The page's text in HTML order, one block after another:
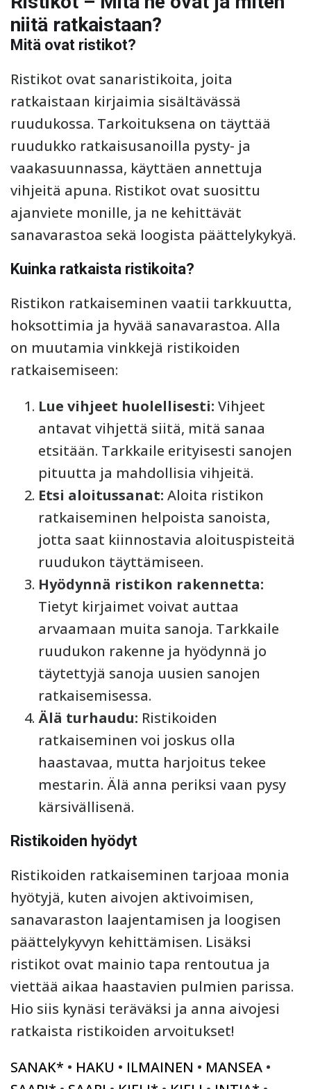
niitä ratkaistaan?
Mitä ovat ristikot?
Ristikot ovat sanaristikoita, joita
ratkaistaan kirjaimia sisältävässä
ruudukossa. Tarkoituksena on täyttää
ruudukko ratkaisusanoilla pysty- ja
vaakasuunnassa, käyttäen annettuja
vihjeitä apuna. Ristikot ovat suosittu
ajanviete monille, ja ne kehittävät
sanavarastoa sekä loogista päättelykykyä.
Kuinka ratkaista ristikoita?
Ristikon ratkaiseminen vaatii tarkkuutta,
hoksottimia ja hyvää sanavarastoa. Alla
on muutamia vinkkejä ristikoiden
ratkaisemiseen:
Lue vihjeet huolellisesti: Vihjeet
antavat vihjettä siitä, mitä sanaa
etsitään. Tarkkaile erityisesti sanojen
pituutta ja mahdollisia vihjeitä.
Etsi aloitussanat: Aloita ristikon
ratkaiseminen helpoista sanoista,
jotta saat kiinnostavia aloituspisteitä
ruudukon täyttämiseen.
Hyödynnä ristikon rakennetta:
Tietyt kirjaimet voivat auttaa
arvaamaan muita sanoja. Tarkkaile
ruudukon rakenne ja hyödynnä jo
täytettyjä sanoja uusien sanojen
ratkaisemisessa.
Älä turhaudu: Ristikoiden
ratkaiseminen voi joskus olla
haastavaa, mutta harjoitus tekee
mestarin. Älä anna periksi vaan pysy
kärsivällisenä.
Ristikoiden hyödyt
Ristikoiden ratkaiseminen tarjoaa monia
hyötyjä, kuten aivojen aktivoimisen,
sanavaraston laajentamisen ja loogisen
päättelykyvyn kehittämisen. Lisäksi
ristikot ovat mainio tapa rentoutua ja
viettää aikaa haastavien pulmien parissa.
Hio siis kynäsi teräväksi ja anna aivojesi
ratkaista ristikoiden arvoitukset!
SANAK* • HAKU • ILMAINEN • MANSEA •